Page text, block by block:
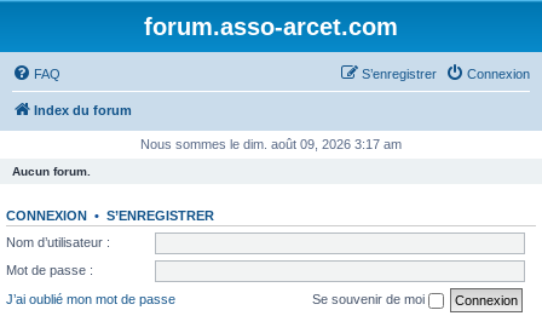
forum.asso-arcet.com
FAQ Connexion
S’enregistrer
Index du forum
Nous sommes le dim. août 09, 2026 3:17 am
Aucun forum.
CONNEXION • S’ENREGISTRER
Nom d’utilisateur :
Mot de passe :
J’ai oublié mon mot de passe
Se souvenir de moi